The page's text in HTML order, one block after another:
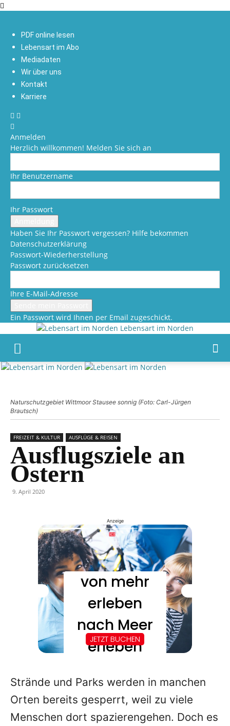
PDF online lesen
Lebensart im Abo
Mediadaten
Wir über uns
Kontakt
Karriere
Anmelden
Herzlich willkommen! Melden Sie sich an
Ihr Benutzername
Ihr Passwort
Haben Sie Ihr Passwort vergessen? Hilfe bekommen
Datenschutzerklärung
Passwort-Wiederherstellung
Passwort zurücksetzen
Ihre E-Mail-Adresse
Ein Passwort wird Ihnen per Email zugeschickt.
Lebensart im Norden
Naturschutzgebiet Wittmoor Stausee sonnig (Foto: Carl-Jürgen
Brautsch)
FREIZEIT & KULTUR AUSFLÜGE & REISEN
Ausflugsziele an
Ostern
9. April 2020
Anzeige
Strände und Parks werden in manchen
Orten bereits gesperrt, weil zu viele
Menschen dort spazierengehen. Doch es